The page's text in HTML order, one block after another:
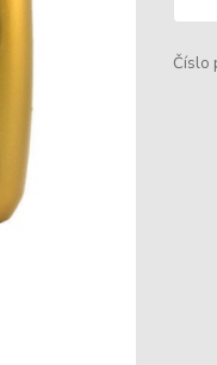
Číslo